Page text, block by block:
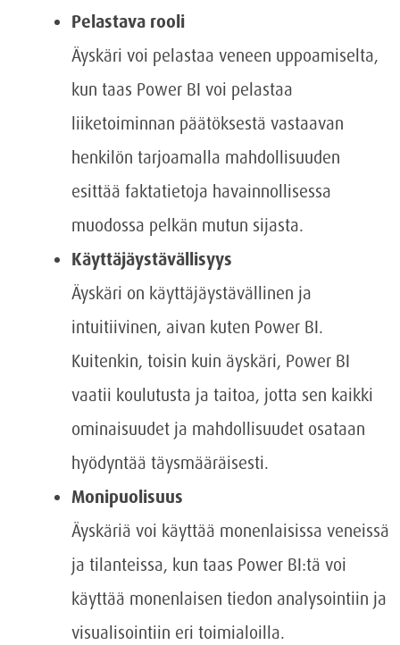
Pelastava rooli
Äyskäri voi pelastaa veneen uppoamiselta,
kun taas Power BI voi pelastaa
liiketoiminnan päätöksestä vastaavan
henkilön tarjoamalla mahdollisuuden
esittää faktatietoja havainnollisessa
muodossa pelkän mutun sijasta.
Käyttäjäystävällisyys
Äyskäri on käyttäjäystävällinen ja
intuitiivinen, aivan kuten Power BI.
Kuitenkin, toisin kuin äyskäri, Power BI
vaatii koulutusta ja taitoa, jotta sen kaikki
ominaisuudet ja mahdollisuudet osataan
hyödyntää täysmääräisesti.
Monipuolisuus
Äyskäriä voi käyttää monenlaisissa veneissä
ja tilanteissa, kun taas Power BI:tä voi
käyttää monenlaisen tiedon analysointiin ja
visualisointiin eri toimialoilla.